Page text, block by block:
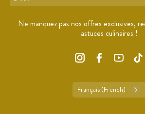
Format : adresse@email.com
Ne manquez pas nos offres exclusives,
astuces culinaires !
Français (French)